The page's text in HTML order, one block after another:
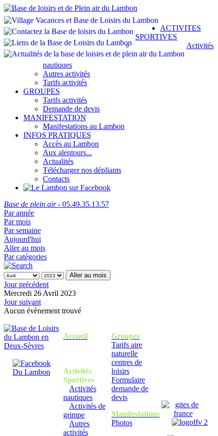
ACTIVITES
SPORTIVES
Activités
nautiques
Autres activités
Tarifs activités
GROUPES
Tarifs activités
Demande de devis
MANIFESTATION
Manifestations au Lambon
INFOS PRATIQUES
Accès au Lambon
Aux alentours...
Actualités
Télécharger nos dépliants
Contacts
Base de plein air- 05.49.35.13.57
Par année
Par mois
Par semaine
Aujourd'hui
Aller au mois
Par catégories
Aller au mois
Jour précédent
Mercredi 26 Avril 2023
Jour suivant
Aucun évènement trouvé
Accueil
Activités
Sportives
Activités
nautiques
Activités de
grimpe
Autres
activités
Groupes
Tarifs aire
naturelle
centres de
loisirs
Formulaire
demande de
devis
Manifestations
Photos